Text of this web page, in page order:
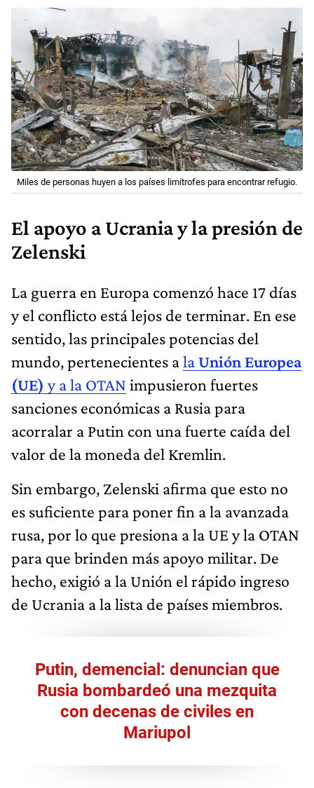
Miles de personas huyen a los países limítrofes para encontrar refugio.
El apoyo a Ucrania y la presión de
Zelenski
La guerra en Europa comenzó hace 17 días
y el conflicto está lejos de terminar. En ese
sentido, las principales potencias del
mundo, pertenecientes alaUnión Europea
(UE) y a la OTAN impusieron fuertes
sanciones económicas a Rusia para
acorralar a Putin con una fuerte caída del
valor de la moneda del Kremlin.
Sin embargo, Zelenski afirma que esto no
es suficiente para poner fin a la avanzada
rusa, por lo que presiona a la UE y la OTAN
para que brinden más apoyo militar. De
hecho, exigió a la Unión el rápido ingreso
de Ucrania a la lista de países miembros.
Putin, demencial: denuncian que
Rusia bombardeó una mezquita
con decenas de civiles en
Mariupol